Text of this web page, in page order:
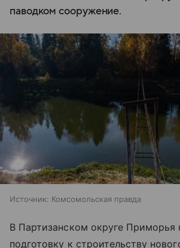
паводком сооружение.
Источник: Комсомольская правда
В Партизанском округе Приморья
подготовку к строительству